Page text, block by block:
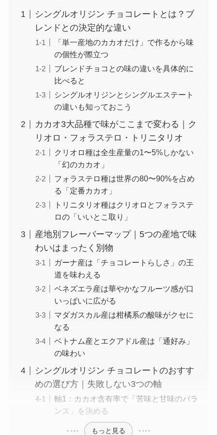
シングルオリジン チョコレートとは？ブ
レンドとの決定的な違い
「単一産地のカカオだけ」で作るから味
の個性が際立つ
ブレンドチョコとの味の違いを具体的に
比べると
シングルオリジンとシングルエステート
の違いも知っておこう
カカオ3大品種で味がここまで変わる｜ク
リオロ・フォラステロ・トリニタリオ
クリオロ種は全生産量の1〜5%しかない
「幻のカカオ」
フォラステロ種は世界の80〜90%を占め
る「定番カカオ」
トリニタリオ種はクリオロとフォラステ
ロの「いいとこ取り」
産地別フレーバーマップ｜5つの産地で味
わいはまったく別物
ガーナ産は「チョコレートらしさ」の王
道を味わえる
ベネズエラ産は華やかなフルーツ感が口
いっぱいに広がる
マダガスカル産は柑橘系の酸味がクセに
なる
ベトナム産とエクアドル産は「通好み」
の味わい
シングルオリジン チョコレートのおすす
めの選び方｜失敗しない3つの軸
軸1：カカオ含有率で「苦味と甘味のバラ
ンス」を決める
もっと見る